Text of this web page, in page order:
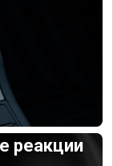
реакции